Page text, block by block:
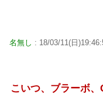
名無し : 18/03/11(日
こいつ、ブラーボ